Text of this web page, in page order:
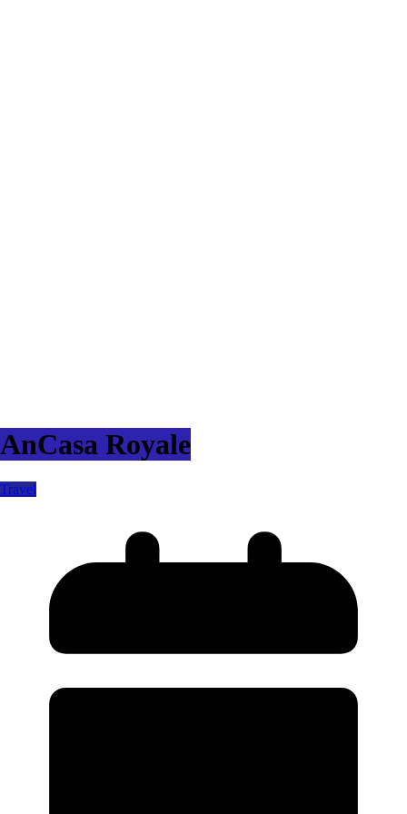
AnCasa Royale
Travel